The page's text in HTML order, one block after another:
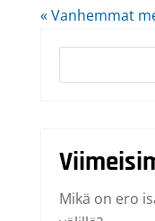
« Vanhemmat
Mikä on ero